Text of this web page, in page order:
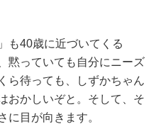
も40歳に近づいてくる
黙っていても自分にニーズ
ら待っても、しずかちゃん
おかしいぞと。そして、そ
に目が向きます。